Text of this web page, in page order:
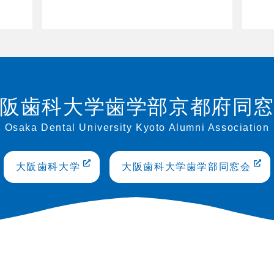
歯科大学歯学部京都府同
Osaka Dental University Kyoto Alumni Association
大阪歯科大学 大阪歯科大学歯学部同窓会